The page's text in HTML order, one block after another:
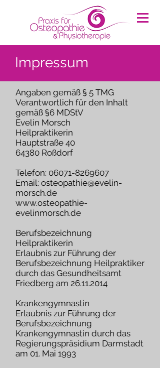
Impressum
Angaben gemäß § 5 TMG
Verantwortlich für den Inhalt
gemäß §6 MDStV
Evelin Morsch
Heilpraktikerin
Hauptstraße 40
64380 Roßdorf
Telefon: 06071-8269607
Email: osteopathie@evelin-
morsch.de
www.osteopathie-
evelinmorsch.de
Berufsbezeichnung
Heilpraktikerin
Erlaubnis zur Führung der
Berufsbezeichnung Heilpraktiker
durch das Gesundheitsamt
Friedberg am 26.11.2014
Krankengymnastin
Erlaubnis zur Führung der
Berufsbezeichnung
Krankengymnastin durch das
Regierungspräsidium Darmstadt
am 01. Mai 1993